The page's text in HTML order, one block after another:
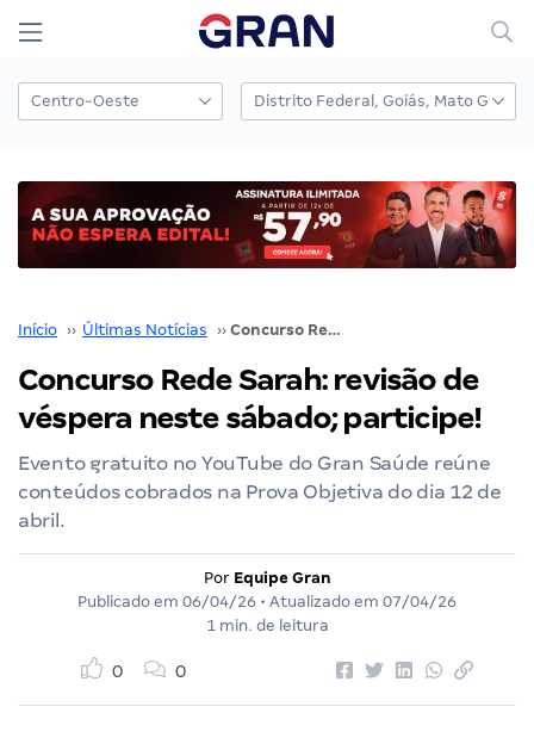
Início ›› Últimas Notícias ›› Concurso Rede Sarah: revisão de véspera neste sábado; participe!
Concurso Rede Sarah: revisão de
véspera neste sábado; participe!
Evento gratuito no YouTube do Gran Saúde reúne
conteúdos cobrados na Prova Objetiva do dia 12 de
abril.
Por Equipe Gran
Publicado em 06/04/26 • Atualizado em 07/04/26
1 min. de leitura
0 0